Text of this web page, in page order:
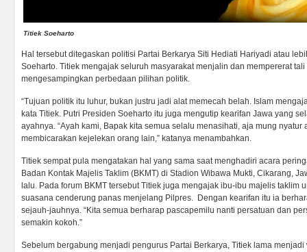
Titiek Soeharto
Hal tersebut ditegaskan politisi Partai Berkarya Siti Hediati Hariyadi atau
Soeharto. Titiek mengajak seluruh masyarakat menjalin dan mempererat
mengesampingkan perbedaan pilihan politik.
“Tujuan politik itu luhur, bukan justru jadi alat memecah belah. Islam
kata Titiek. Putri Presiden Soeharto itu juga mengutip kearifan Jawa yang
ayahnya. “Ayah kami, Bapak kita semua selalu menasihati, aja mung
membicarakan kejelekan orang lain,” katanya menambahkan.
Titiek sempat pula mengatakan hal yang sama saat menghadiri acara
Badan Kontak Majelis Taklim (BKMT) di Stadion Wibawa Mukti, Cikarang,
lalu. Pada forum BKMT tersebut Titiek juga mengajak ibu-ibu majelis taklim
suasana cenderung panas menjelang Pilpres. Dengan kearifan itu ia
sejauh-jauhnya. “Kita semua berharap pascapemilu nanti persatuan dan
semakin kokoh.”
Sebelum bergabung menjadi pengurus Partai Berkarya, Titiek lama menjadi